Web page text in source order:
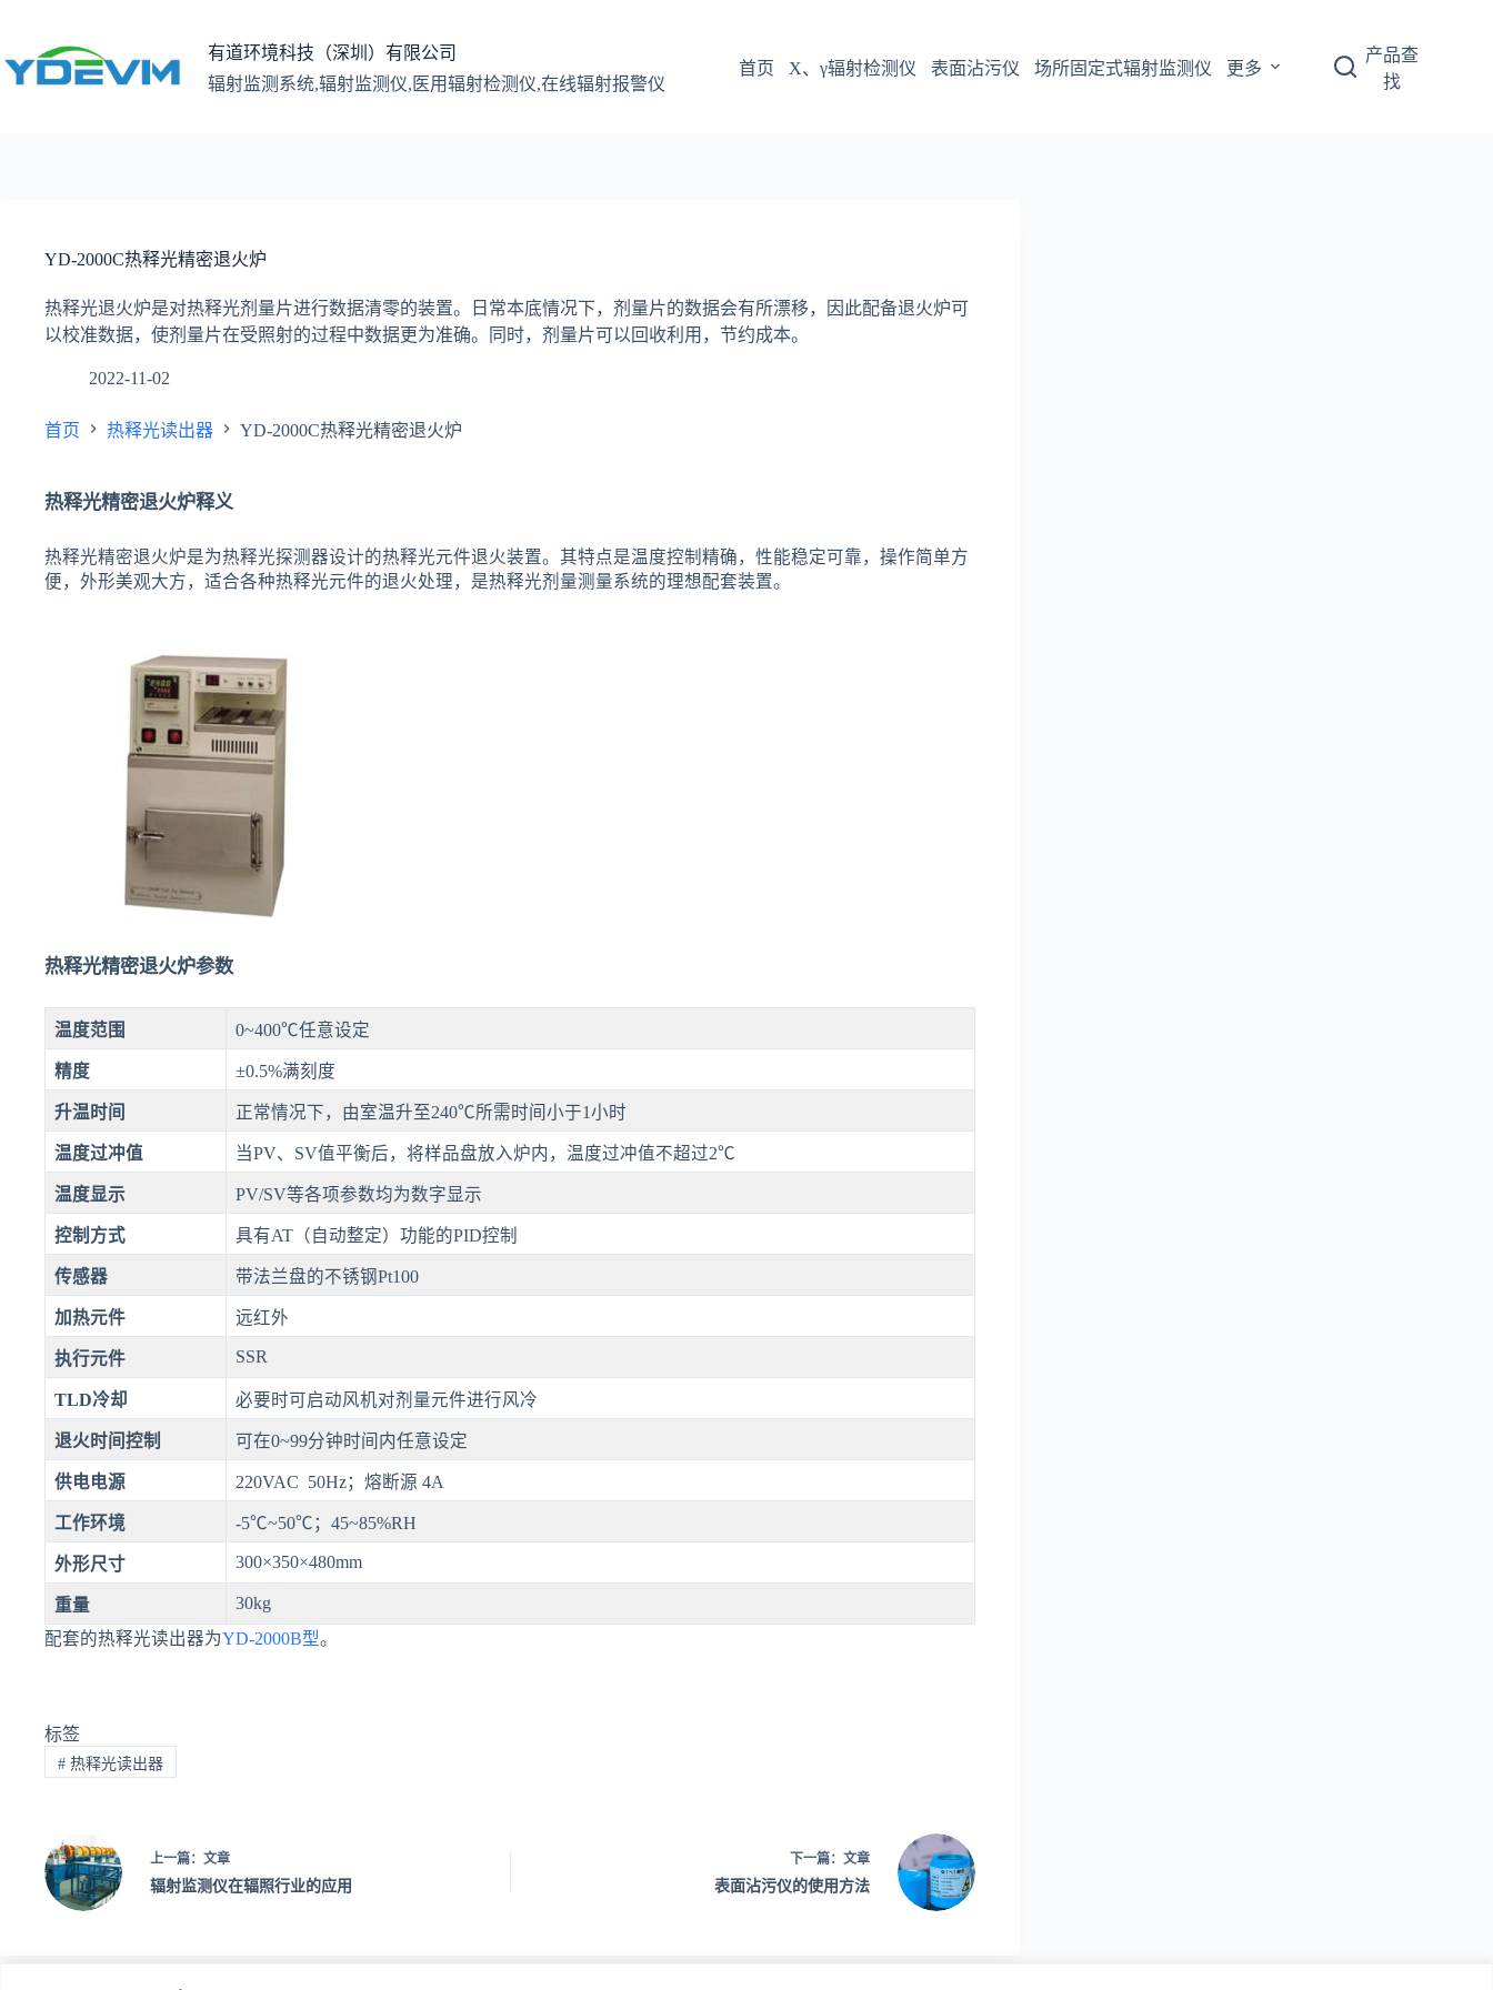
内
有道环境科技（深圳）有限公司
辐射监测系统,辐射监测仪,医用辐射检测仪,在线辐射报警仪
首页 X、γ辐射检测仪 表面沾污仪 场所固定式辐射监测仪 更多
产品查
找
YD-2000C热释光精密退火炉
热释光退火炉是对热释光剂量片进行数据清零的装置。日常本底情况下，剂量片的数据会有所漂移，因此配备退火炉可
以校准数据，使剂量片在受照射的过程中数据更为准确。同时，剂量片可以回收利用，节约成本。
2022-11-02
首页 热释光读出器 YD-2000C热释光精密退火炉
热释光精密退火炉释义
热释光精密退火炉是为热释光探测器设计的热释光元件退火装置。其特点是温度控制精确，性能稳定可靠，操作简单方
便，外形美观大方，适合各种热释光元件的退火处理，是热释光剂量测量系统的理想配套装置。
热释光精密退火炉参数
温度范围 0~400℃任意设定
精度 ±0.5%满刻度
升温时间 正常情况下，由室温升至240℃所需时间小于1小时
温度过冲值 当PV、SV值平衡后，将样品盘放入炉内，温度过冲值不超过2℃
温度显示 PV/SV等各项参数均为数字显示
控制方式 具有AT（自动整定）功能的PID控制
传感器 带法兰盘的不锈钢Pt100
加热元件 远红外
执行元件 SSR
TLD冷却 必要时可启动风机对剂量元件进行风冷
退火时间控制 可在0~99分钟时间内任意设定
供电电源 220VAC 50Hz；熔断源 4A
工作环境 -5℃~50℃；45~85%RH
外形尺寸 300×350×480mm
重量
30kg
配套的热释光读出器为YD-2000B型。
标签
#热释光读出器
上一篇： 文章
辐射监测仪在辐照行业的应用
下一篇： 文章
表面沾污仪的使用方法